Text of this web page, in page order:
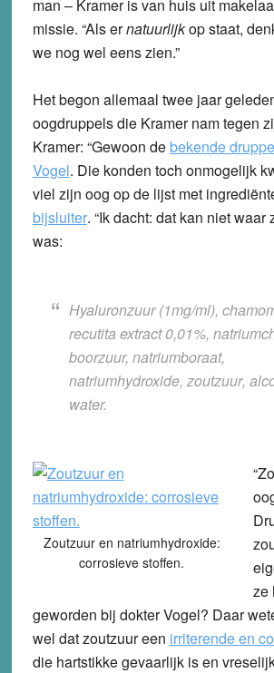
man – Kramer is van huis uit
missie. “Als ernatuurlijkop staat,
we nog wel eens zien.”
Het begon allemaal twee jaar
oogdruppels die Kramer nam tegen
Kramer: “Gewoon de bekende
Vogel. Die konden toch onmogelijk
viel zijn oog op de lijst met
bijsluiter. “Ik dacht: dat kan niet waar
was:
Hyaluronzuur (1mg/ml),
recutita extract 0,01%,
boorzuur, natriumboraat,
natriumhydroxide, zoutzuur,
water.
Zoutzuur en natriumhydroxide:
corrosieve stoffen.
ze
geworden bij dokter Vogel? Daar
wel dat zoutzuur een irriterende en
die hartstikke gevaarlijk is en